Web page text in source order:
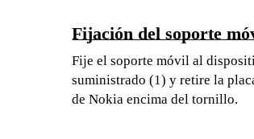
Fijación del soporte
Fije el soporte móvil al
suministrado (1) y retire la
de Nokia encima del tornillo.